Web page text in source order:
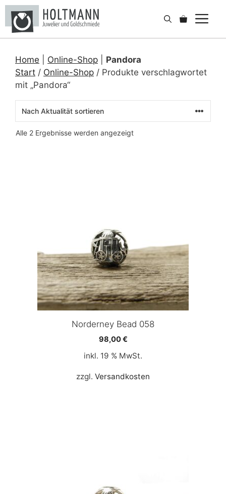
Zum
Inhalt
springen
Home Online-Shop
Pandora
Start / Online-Shop / Produkte verschlagwortet
mit „Pandora“
Alle 2 Ergebnisse werden angezeigtNach
Norderney Bead 058
98,00€
inkl. 19 % MwSt.
zzgl. Versandkosten